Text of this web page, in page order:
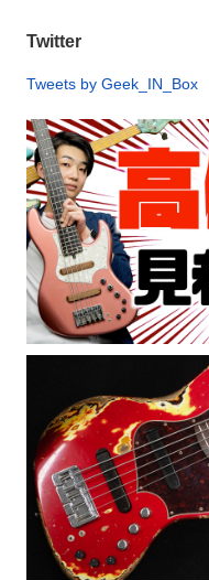
Twitter
Tweets by Geek_IN_Box